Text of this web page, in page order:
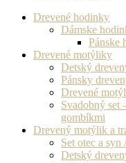
Drevené hodinky
Dámske
Pánske
Drevené motýliky
Detský
Pánsky
Drevené
Svadobný set
gombíkmi
Drevený motýlik a
Set otec a
Detský